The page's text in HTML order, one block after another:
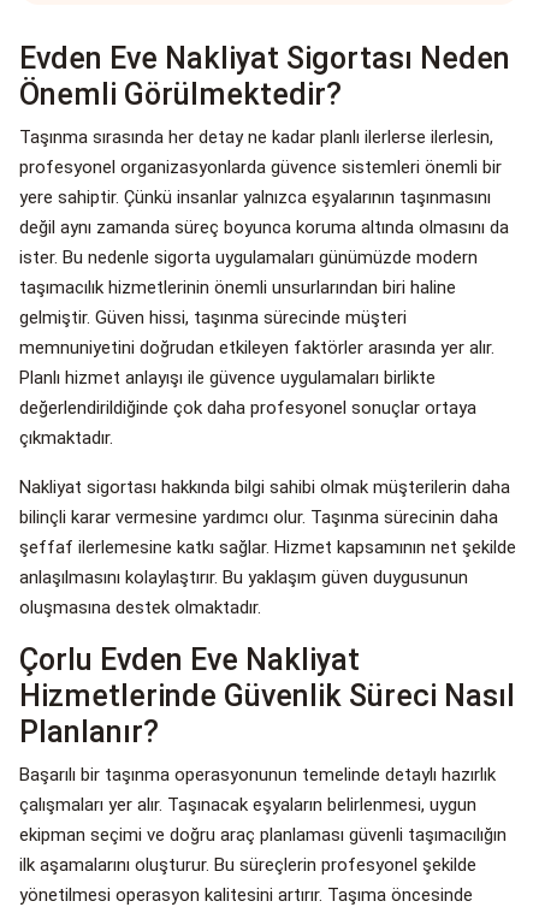
Evden Eve Nakliyat Sigortası Neden
Önemli Görülmektedir?
Taşınma sırasında her detay ne kadar planlı ilerlerse ilerlesin,
profesyonel organizasyonlarda güvence sistemleri önemli bir
yere sahiptir. Çünkü insanlar yalnızca eşyalarının taşınmasını
değil aynı zamanda süreç boyunca koruma altında olmasını da
ister. Bu nedenle sigorta uygulamaları günümüzde modern
taşımacılık hizmetlerinin önemli unsurlarından biri haline
gelmiştir. Güven hissi, taşınma sürecinde müşteri
memnuniyetini doğrudan etkileyen faktörler arasında yer alır.
Planlı hizmet anlayışı ile güvence uygulamaları birlikte
değerlendirildiğinde çok daha profesyonel sonuçlar ortaya
çıkmaktadır.
Nakliyat sigortası hakkında bilgi sahibi olmak müşterilerin daha
bilinçli karar vermesine yardımcı olur. Taşınma sürecinin daha
şeffaf ilerlemesine katkı sağlar. Hizmet kapsamının net şekilde
anlaşılmasını kolaylaştırır. Bu yaklaşım güven duygusunun
oluşmasına destek olmaktadır.
Çorlu Evden Eve Nakliyat
Hizmetlerinde Güvenlik Süreci Nasıl
Planlanır?
Başarılı bir taşınma operasyonunun temelinde detaylı hazırlık
çalışmaları yer alır. Taşınacak eşyaların belirlenmesi, uygun
ekipman seçimi ve doğru araç planlaması güvenli taşımacılığın
ilk aşamalarını oluşturur. Bu süreçlerin profesyonel şekilde
yönetilmesi operasyon kalitesini artırır. Taşıma öncesinde